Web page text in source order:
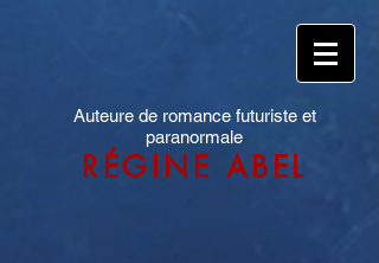
Auteure de romance futuriste et
paranormale
RÉGINE ABEL